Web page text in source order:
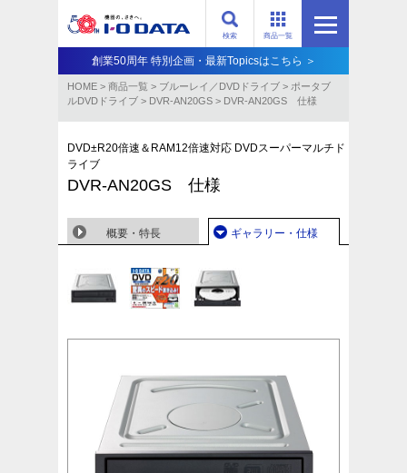
商品一覧
検索
創業50周年 特別企画・最新Topicsはこちら ＞
HOME > 商品一覧 > ブルーレイ／DVDドライブ > ポータブ
ルDVDドライブ > DVR-AN20GS > DVR-AN20GS 仕様
DVD±R20倍速＆RAM12倍速対応 DVDスーパーマルチド
ライブ
DVR-AN20GS 仕様
概要・特長 ギャラリー・仕様